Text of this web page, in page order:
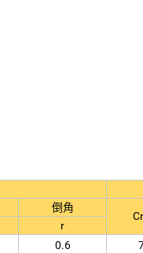
倒角
r
0.6